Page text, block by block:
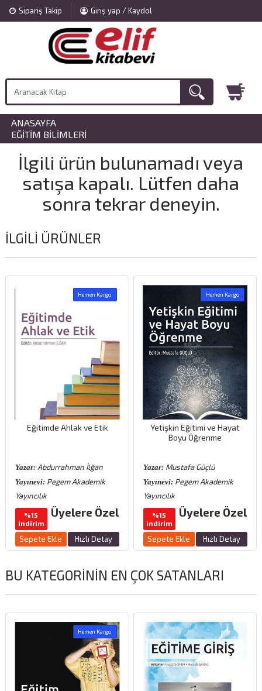
Sipariş Takip Giriş yap / Kaydol
ANASAYFA
EĞITIM BILIMLERI
İlgili ürün bulunamadı veya
satışa kapalı. Lütfen daha
sonra tekrar deneyin.
İLGILI ÜRÜNLER
Hemen Kargo
Eğitimde Ahlak ve Etik
Yazar:Abdurrahman İlğan
Yayınevi:Pegem Akademik
Yayıncılık
%15
indirim
Üyelere Özel
Sepete Ekle Hızlı Detay
Hemen Kargo
Yetişkin Eğitimi ve Hayat
Boyu Öğrenme
Yazar:Mustafa Güçlü
Yayınevi:Pegem Akademik
Yayıncılık
%15
indirim
Üyelere Özel
Sepete Ekle Hızlı Detay
BU KATEGORININ EN ÇOK SATANLARI
Hemen Kargo